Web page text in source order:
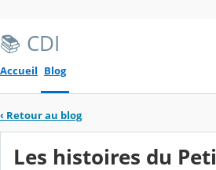
📚 CDI
Accueil Blog
‹ Retour au blog
Les histoires du